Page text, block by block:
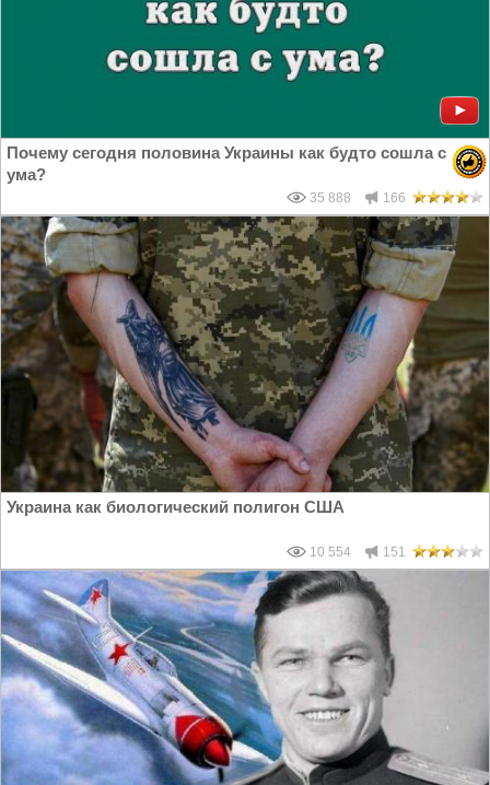
Почему сегодня половина Украины как будто сошла с
ума?
35 888 166
Украина как биологический полигон США
10 554 151